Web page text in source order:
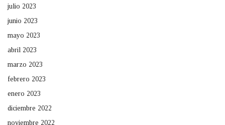
julio 2023
junio 2023
mayo 2023
abril 2023
marzo 2023
febrero 2023
enero 2023
diciembre 2022
noviembre 2022